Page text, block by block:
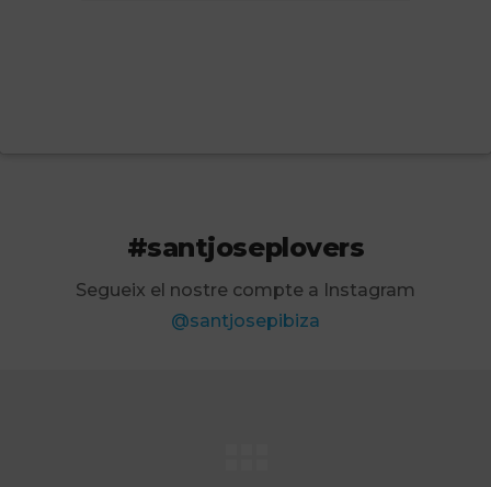
#santjoseplovers
Segueix el nostre compte a Instagram
@santjosepibiza